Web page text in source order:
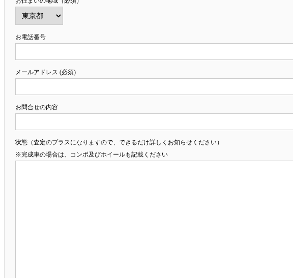
お電話番号
メールアドレス (必須)
お問合せの内容
状態（査定のプラスになりますので、できるだけ詳しくお知らせください）
※完成車の場合は、コンポ及びホイールも記載ください